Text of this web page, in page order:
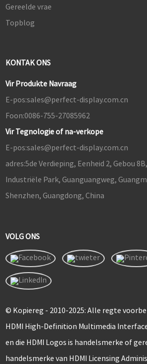
Gereelde vrae
Topblog
KONTAK ONS
Vir Produkte Navraag
E-pos:sales@perfect-display.com.cn
Foon:0086-755-27085962
Vir Tegnologie of na-verkope
E-pos:sales@perfect-display.com.cn
adres:5de Verdieping, Eenheid 2, Gebou
Industriële Park, Guanguangweg,
Shenzhen, Guangdong, China
VOLG ONS
© Kopiereg - 2010-2025: Alle regte
HDMI High-Definition Multimedia
en die HDMI Logos is handelsmerke of
handelsmerke van HDMI Licensing